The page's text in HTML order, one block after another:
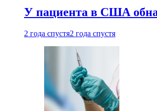
У пациента в США
2 года спустя2 года спустя